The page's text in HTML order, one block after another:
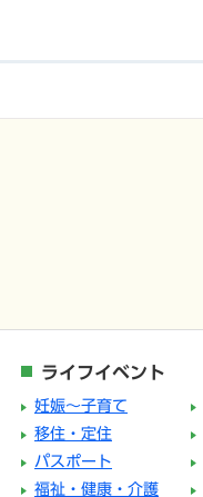
ライフイベント
妊娠～子育て
移住・定住
パスポート
福祉・健康・介護